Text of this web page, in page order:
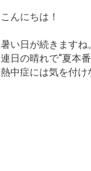
こんにちは！
暑い日が続きますね。
連日の晴れで“夏本
熱中症には気を付け